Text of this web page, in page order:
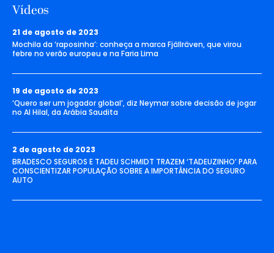
Vídeos
21 de agosto de 2023
Mochila da ‘raposinha’: conheça a marca Fjällräven, que virou
febre no verão europeu e na Faria Lima
19 de agosto de 2023
‘Quero ser um jogador global’, diz Neymar sobre decisão de jogar
no Al Hilal, da Arábia Saudita
2 de agosto de 2023
BRADESCO SEGUROS E TADEU SCHMIDT TRAZEM ‘TADEUZINHO’ PARA
CONSCIENTIZAR POPULAÇÃO SOBRE A IMPORTÂNCIA DO SEGURO
AUTO